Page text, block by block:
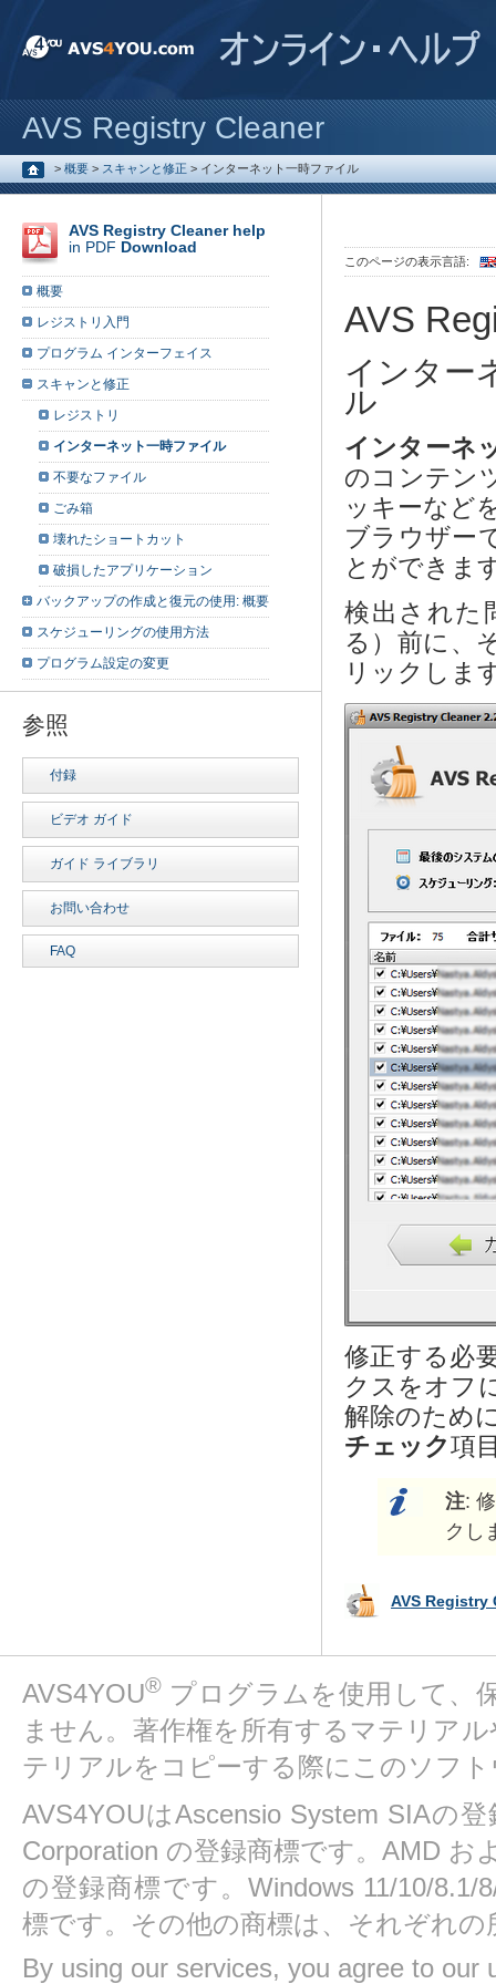
AVS Registry Cleaner
> 概要 > スキャンと修正 > インターネット一時ファイル
このページの表示言語:
AVS
インター
ル
インターネ
のコンテン
ッキーなど
ブラウザー
とができま
検出された
る）前に、
リックしま
修正する必
クスをオフ
解除のため
チェック項
注:
クし
AVS Registry
AVS Registry Cleaner help
in PDF Download
概要
レジストリ入門
プログラム インターフェイス
スキャンと修正
レジストリ
インターネット一時ファイル
不要なファイル
ごみ箱
壊れたショートカット
破損したアプリケーション
バックアップの作成と復元の使用: 概要
スケジューリングの使用方法
プログラム設定の変更
参照
付録
ビデオ ガイド
ガイド ライブラリ
お問い合わせ
FAQ
AVS4YOU® プログラムを使用して、
ません。著作権を所有するマテリア
テリアルをコピーする際にこのソフ
AVS4YOUはAscensio System SIAの
Corporation の登録商標です。AMD お
の登録商標です。Windows 11/10/8.1/
標です。その他の商標は、それぞれの
By using our services, you agree to our